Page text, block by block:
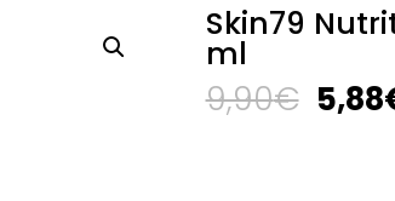
Skin79
ml
9,90€ El
precio
5,88